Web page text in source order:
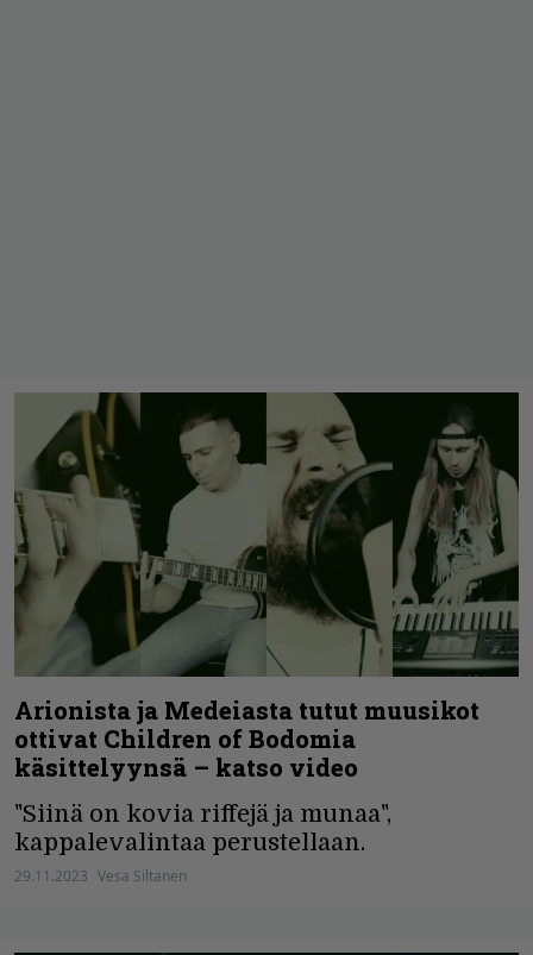
Arionista ja Medeiasta tutut muusikot
ottivat Children of Bodomia
käsittelyynsä – katso video
"Siinä on kovia riffejä ja munaa",
kappalevalintaa perustellaan.
29.11.2023 Vesa Siltanen